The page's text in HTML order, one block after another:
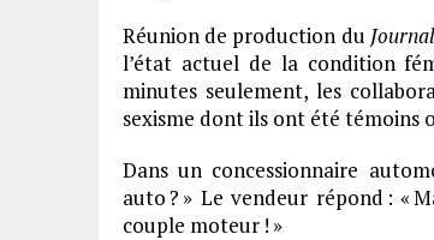
Réunion de production du
l’état actuel de la condition
minutes seulement, les
sexisme dont ils ont été témoins
Dans un concessionnaire
auto ? » Le vendeur répond : «
couple moteur ! »